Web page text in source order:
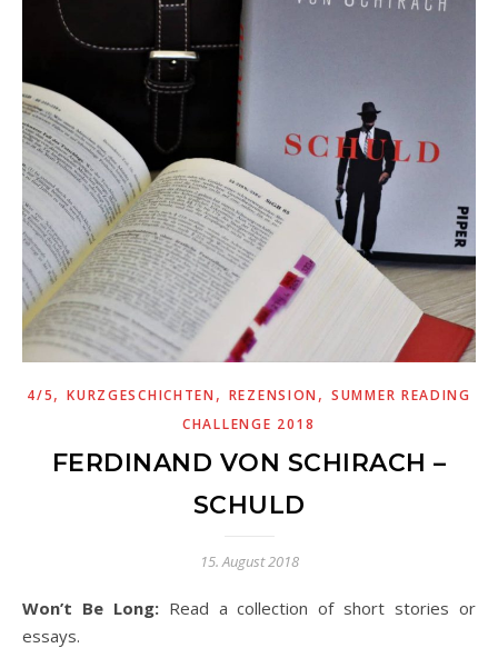
4/5,KURZGESCHICHTEN , REZENSION ,SUMMER READING
CHALLENGE 2018
FERDINAND VON SCHIRACH –
SCHULD
15. August 2018
Won’t Be Long: Read a collection of short stories or
essays.